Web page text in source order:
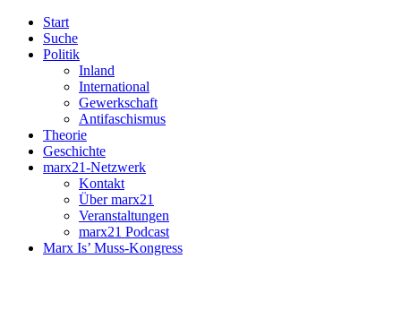
Start
Suche
Politik
Inland
International
Gewerkschaft
Antifaschismus
Theorie
Geschichte
marx21-Netzwerk
Kontakt
Über marx21
Veranstaltungen
marx21 Podcast
Marx Is’ Muss-Kongress